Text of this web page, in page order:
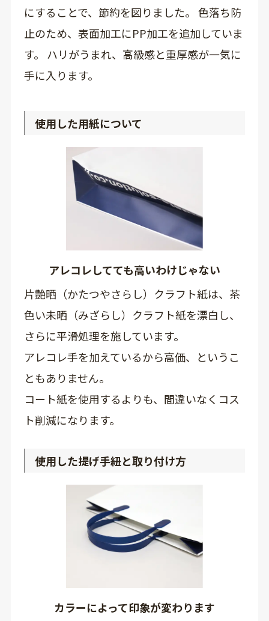
にすることで、節約を図りました。 色落ち防
止のため、表面加工にPP加工を追加していま
す。 ハリがうまれ、高級感と重厚感が一気に
手に入ります。
使用した用紙について
アレコレしてても高いわけじゃない
片艶晒（かたつやさらし）クラフト紙は、茶
色い未晒（みざらし）クラフト紙を漂白し、
さらに平滑処理を施しています。
アレコレ手を加えているから高価、というこ
ともありません。
コート紙を使用するよりも、間違いなくコス
ト削減になります。
使用した提げ手紐と取り付け方
カラーによって印象が変わります